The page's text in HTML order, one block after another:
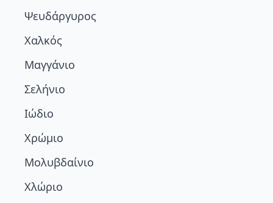
Ψευδάργυρος
Χαλκός
Μαγγάνιο
Σελήνιο
Ιώδιο
Χρώμιο
Μολυβδαίνιο
Χλώριο